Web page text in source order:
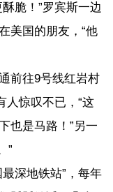
脆！”罗宾斯一边
美国的朋友，“他
前往9号线红岩村
人惊叹不已，“这
也是马路！”另一
”
深地铁站”，每年